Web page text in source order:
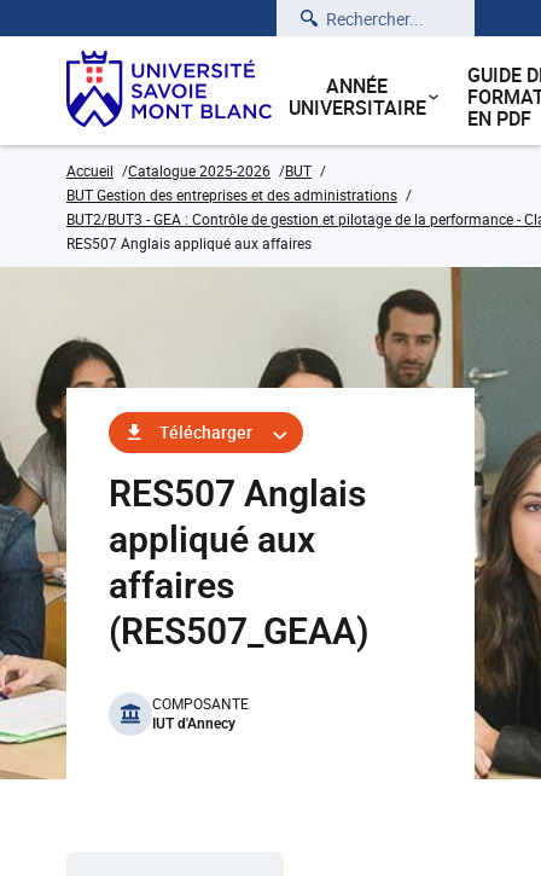
Rechercher
ANNÉE
UNIVERSITAIRE
GUIDE
EN PDF
Accueil Catalogue 2025-2026
BUT
BUT Gestion des entreprises et des administrations
BUT2/BUT3 - GEA : Contrôle de gestion et pilotage de la performance -
RES507 Anglais appliqué aux affaires
Télécharger
RES507 Anglais
appliqué aux
affaires
(RES507_GEAA)
benefits
COMPOSANTE
IUT d'Annecy